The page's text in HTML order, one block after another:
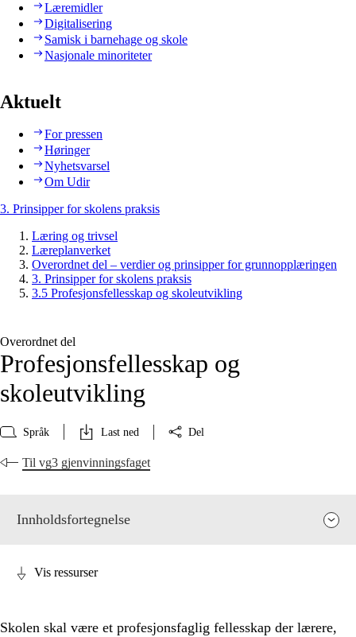
Læremidler
Digitalisering
Samisk i barnehage og skole
Nasjonale minoriteter
Aktuelt
For pressen
Høringer
Nyhetsvarsel
Om Udir
3. Prinsipper for skolens praksis
Læring og trivsel
Læreplanverket
Overordnet del – verdier og prinsipper for grunnopplæringen
3. Prinsipper for skolens praksis
3.5 Profesjonsfellesskap og skoleutvikling
Overordnet del
Profesjonsfellesskap og
skoleutvikling
Språk Last ned Del
Til vg3 gjenvinningsfaget
Innholdsfortegnelse
Vis ressurser
Skolen skal være et profesjonsfaglig fellesskap der lærere,